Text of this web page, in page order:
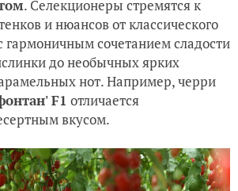
. Селекционеры стремятся к
и нюансов от классического
гармоничным сочетанием сладости
до необычных ярких
нот. Например, черри
F1 отличается
вкусом.